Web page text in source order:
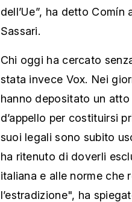
dell’Ue”, ha detto
Sassari.
Chi oggi ha cercato
stata invece Vox. Nei
hanno depositato un
d’appello per costituirsi
suoi legali sono subito
ha ritenuto di doverli
italiana e alle norme che
l’estradizione", ha